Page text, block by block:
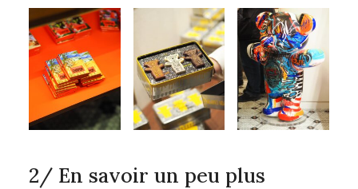
2/ En savoir un peu plus